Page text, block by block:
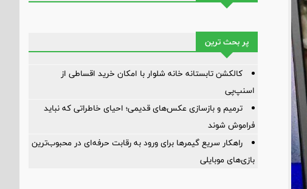
پر بحث ترین
کالکشن تابستانه خانه شلوار با امکان خرید اقساطی از
اسنپ‌پی
ترمیم و بازسازی عکس‌های قدیمی؛ احیای خاطراتی که نباید
فراموش شوند
راهکار سریع گیمرها برای ورود به رقابت حرفه‌ای در محبوب‌ترین
بازی‌های موبایلی